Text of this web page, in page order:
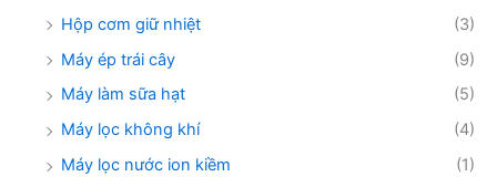
Hộp cơm giữ nhiệt
(3)
Máy ép trái cây
(9)
Máy làm sữa hạt
(5)
Máy lọc không khí
(4)
Máy lọc nước ion kiềm
(1)